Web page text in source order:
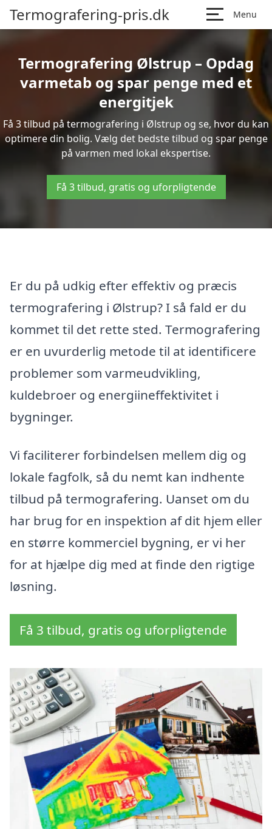
Termografering-pris.dk Menu
Termografering Ølstrup – Opdag
varmetab og spar penge med et
energitjek
Få 3 tilbud på termografering i Ølstrup og se, hvor du kan
optimere din bolig. Vælg det bedste tilbud og spar penge
på varmen med lokal ekspertise.
Få 3 tilbud, gratis og uforpligtende
Er du på udkig efter effektiv og præcis
termografering i Ølstrup? I så fald er du
kommet til det rette sted. Termografering
er en uvurderlig metode til at identificere
problemer som varmeudvikling,
kuldebroer og energiineffektivitet i
bygninger.
Vi faciliterer forbindelsen mellem dig og
lokale fagfolk, så du nemt kan indhente
tilbud på termografering. Uanset om du
har brug for en inspektion af dit hjem eller
en større kommerciel bygning, er vi her
for at hjælpe dig med at finde den rigtige
løsning.
Få 3 tilbud, gratis og uforpligtende